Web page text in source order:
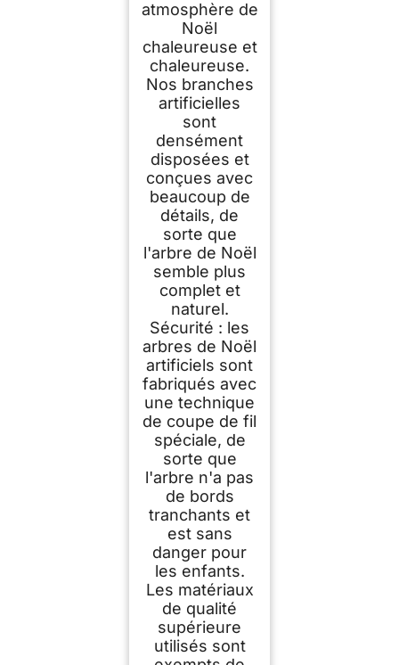
atmosphère de
Noël
chaleureuse et
chaleureuse.
Nos branches
artificielles
sont
densément
disposées et
conçues avec
beaucoup de
détails, de
sorte que
l'arbre de Noël
semble plus
complet et
naturel.
Sécurité : les
arbres de Noël
artificiels sont
fabriqués avec
une technique
de coupe de fil
spéciale, de
sorte que
l'arbre n'a pas
de bords
tranchants et
est sans
danger pour
les enfants.
Les matériaux
de qualité
supérieure
utilisés sont